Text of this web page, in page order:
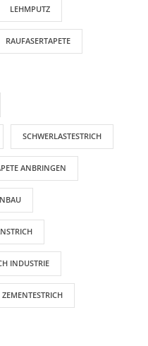
LEHMPUTZ
RAUFASERTAPETE
SCHWERLASTESTRICH
ANBRINGEN
INDUSTRIE
ZEMENTESTRICH